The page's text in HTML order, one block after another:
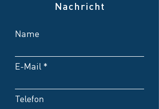
Nachricht
Name
E-Mail
Telefon